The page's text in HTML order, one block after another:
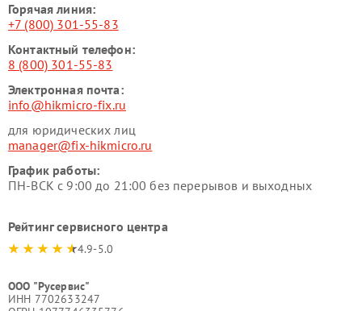
Горячая линия:
+7 (800) 301-55-83
Контактный телефон:
8 (800) 301-55-83
Электронная почта:
info@hikmicro-fix.ru
для юридических лиц
manager@fix-hikmicro.ru
График работы:
ПН-ВСК с 9:00 до 21:00 без перерывов и выходных
Рейтинг сервисного центра
4.9-5.0
ООО "Русервис"
ИНН 7702633247